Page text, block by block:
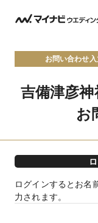
お問い合わせ入
吉備津彦
お
ログインするとお名
力されます。